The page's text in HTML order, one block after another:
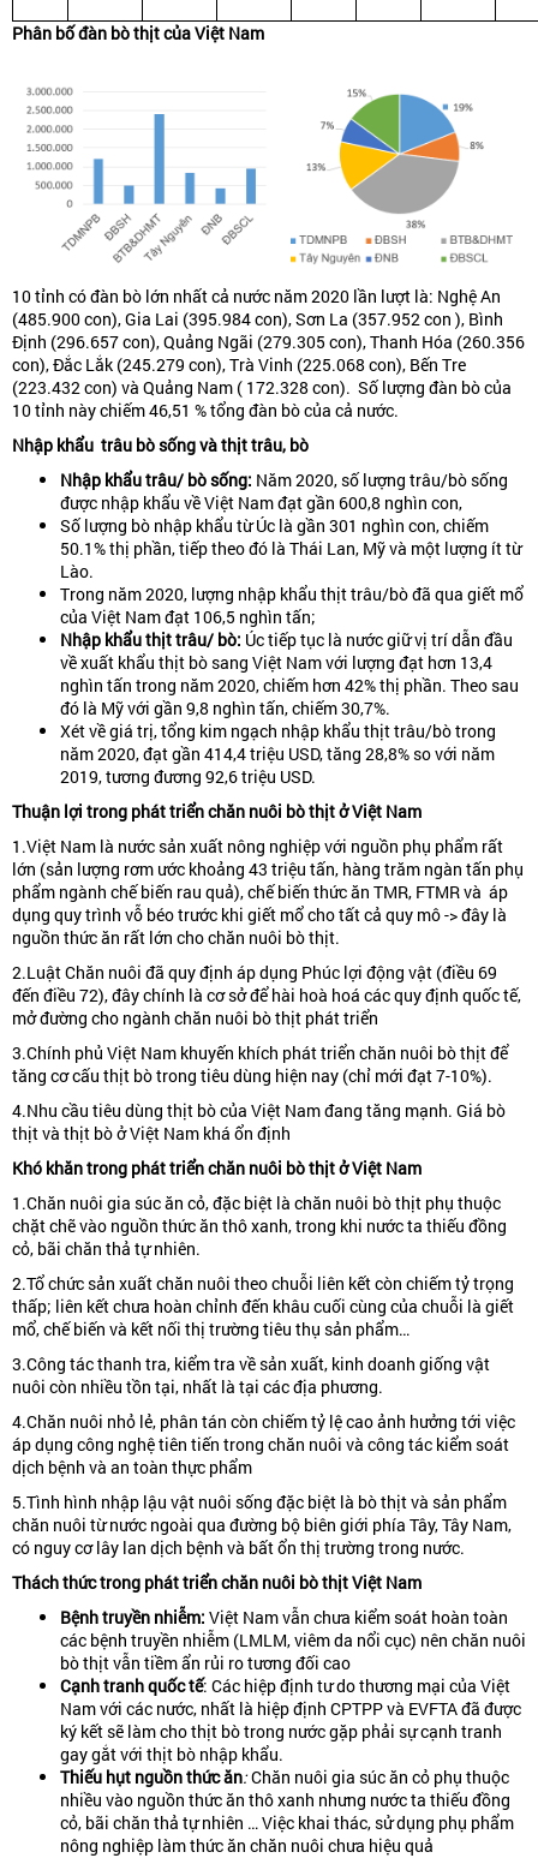
Phân bốđàn bòthịtcủaViệt Nam
10 tỉnh có đàn bò lớn nhất cả nước năm 2020 lần lượt là: Nghệ An
(485.900 con), Gia Lai (395.984 con), Sơn La (357.952 con ), Bình
Định (296.657 con), Quảng Ngãi (279.305 con), Thanh Hóa (260.356
con), Đắc Lắk (245.279 con), Trà Vinh (225.068 con), Bến Tre
(223.432 con) và Quảng Nam ( 172.328 con). Số lượng đàn bò của
10 tỉnh này chiếm 46,51 % tổng đàn bò của cả nước.
Nhập khẩu trâu bò sống và thịt trâu, bò
Nhập khẩu trâu/ bò sống: Năm 2020, số lượng trâu/bò sống
được nhập khẩu về Việt Nam đạt gần 600,8 nghìn con,
Số lượng bò nhập khẩu từ Úc là gần 301 nghìn con, chiếm
50.1% thị phần, tiếp theo đó là Thái Lan, Mỹ và một lượng ít từ
Lào.
Trong năm 2020, lượng nhập khẩu thịt trâu/bò đã qua giết mổ
của Việt Nam đạt 106,5 nghìn tấn;
Nhập khẩuthịttrâu/ bò: Úc tiếp tục là nước giữ vị trí dẫn đầu
về xuất khẩu thịt bò sang Việt Nam với lượng đạt hơn 13,4
nghìn tấn trong năm 2020, chiếm hơn 42% thị phần. Theo sau
đó là Mỹ với gần 9,8 nghìn tấn, chiếm 30,7%.
Xét về giá trị, tổng kim ngạch nhập khẩu thịt trâu/bò trong
năm 2020, đạt gần 414,4 triệu USD, tăng 28,8% so với năm
2019, tương đương 92,6 triệu USD.
Thuận lợi trong pháttriểnchăn nuôi bòthịtởViệt Nam
1.Việt Nam là nước sản xuất nông nghiệp với nguồn phụ phẩm rất
lớn (sản lượng rơm ước khoảng 43 triệu tấn, hàng trăm ngàn tấn phụ
phẩm ngành chế biến rau quả), chế biến thức ăn TMR, FTMR và áp
dụng quy trình vỗ béo trước khi giết mổ cho tất cả quy mô -> đây là
nguồn thức ăn rất lớn cho chăn nuôi bò thịt.
2.Luật Chăn nuôi đã quy định áp dụng Phúc lợi động vật (điều 69
đến điều 72), đây chính là cơ sở để hài hoà hoá các quy định quốc tế,
mở đường cho ngành chăn nuôi bò thịt phát triển
3.Chính phủ Việt Nam khuyến khích phát triển chăn nuôi bò thịt để
tăng cơ cấu thịt bò trong tiêu dùng hiện nay (chỉ mới đạt 7-10%).
4.Nhu cầu tiêu dùng thịt bò của Việt Nam đang tăng mạnh. Giá bò
thịt và thịt bò ở Việt Nam khá ổn định
Khó khăntrong pháttriểnchăn nuôi bòthịtởViệt Nam
1.Chăn nuôi gia súc ăn cỏ, đặc biệt là chăn nuôi bò thịt phụ thuộc
chặt chẽ vào nguồn thức ăn thô xanh, trong khi nước ta thiếu đồng
cỏ, bãi chăn thả tự nhiên.
2.Tổ chức sản xuất chăn nuôi theo chuỗi liên kết còn chiếm tỷ trọng
thấp; liên kết chưa hoàn chỉnh đến khâu cuối cùng của chuỗi là giết
mổ, chế biến và kết nối thị trường tiêu thụ sản phẩm…
3.Công tác thanh tra, kiểm tra về sản xuất, kinh doanh giống vật
nuôi còn nhiều tồn tại, nhất là tại các địa phương.
4.Chăn nuôi nhỏ lẻ, phân tán còn chiếm tỷ lệ cao ảnh hưởng tới việc
áp dụng công nghệ tiên tiến trong chăn nuôi và công tác kiểm soát
dịch bệnh và an toàn thực phẩm
5.Tình hình nhập lậu vật nuôi sống đặc biệt là bò thịt và sản phẩm
chăn nuôi từ nước ngoài qua đường bộ biên giới phía Tây, Tây Nam,
có nguy cơ lây lan dịch bệnh và bất ổn thị trường trong nước.
Tháchthứctrong pháttriểnchăn nuôi bòthịtViệt Nam
Bệnh truyền nhiễm: Việt Nam vẫn chưa kiểm soát hoàn toàn
các bệnh truyền nhiễm (LMLM, viêm da nổi cục) nên chăn nuôi
bò thịt vẫn tiềm ẩn rủi ro tương đối cao
Cạnh tranh quốc tế: Các hiệp định tư do thương mại của Việt
Nam với các nước, nhất là hiệp định CPTPP và EVFTA đã được
ký kết sẽ làm cho thịt bò trong nước gặp phải sự cạnh tranh
gay gắt với thịt bò nhập khẩu.
Thiếu hụt nguồn thức ăn:Chăn nuôi gia súc ăn cỏ phụ thuộc
nhiều vào nguồn thức ăn thô xanh nhưng nước ta thiếu đồng
cỏ, bãi chăn thả tự nhiên … Việc khai thác, sử dụng phụ phẩm
nông nghiệp làm thức ăn chăn nuôi chưa hiệu quả